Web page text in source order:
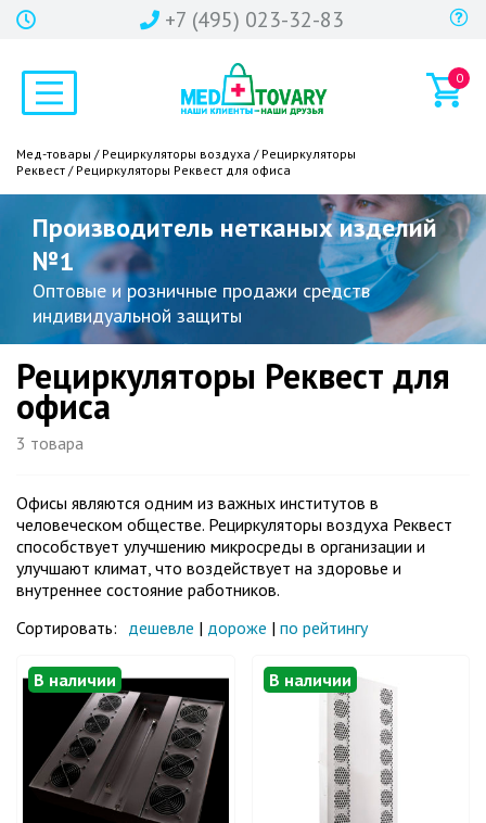
+7 (495) 023-32-83
0
Мед-товары / Рециркуляторы воздуха / Рециркуляторы
Реквест / Рециркуляторы Реквест для офиса
Производитель нетканых изделий
№1
Оптовые и розничные продажи средств
индивидуальной защиты
Рециркуляторы Реквест для
офиса
3 товара
Офисы являются одним из важных институтов в
человеческом обществе. Рециркуляторы воздуха Реквест
способствует улучшению микросреды в организации и
улучшают климат, что воздействует на здоровье и
внутреннее состояние работников.
Сортировать: дешевле | дороже | по рейтингу
В наличии В наличии